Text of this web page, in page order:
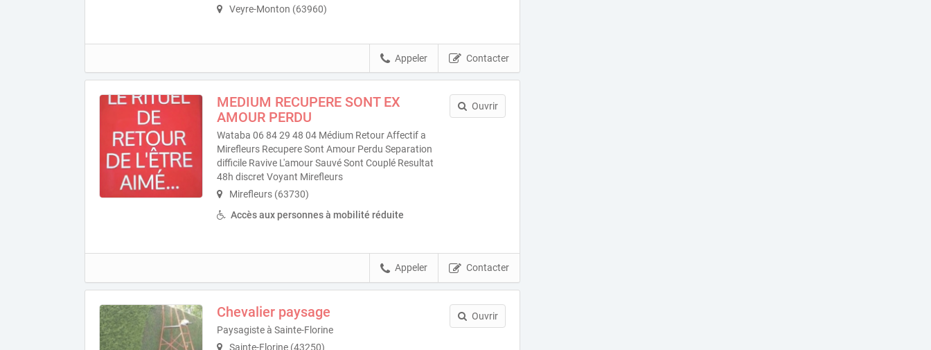
Veyre-Monton (63960)
Contacter
Appeler
MEDIUM RECUPERE SONT EX
AMOUR PERDU
Wataba 06 84 29 48 04 Médium Retour Affectif a
Mirefleurs Recupere Sont Amour Perdu Separation
difficile Ravive L'amour Sauvé Sont Couplé Resultat
48h discret Voyant Mirefleurs
Mirefleurs (63730)
Accès aux personnes à mobilité réduite
Ouvrir
Contacter
Appeler
Chevalier paysage
Paysagiste à Sainte-Florine
Sainte-Florine (43250)
Ouvrir